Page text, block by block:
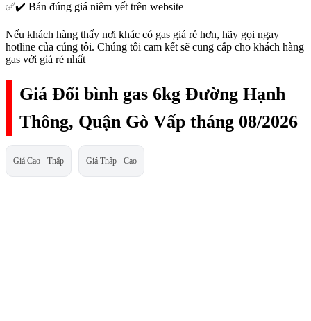
✅✔️ Bán đúng giá niêm yết trên website
Nếu khách hàng thấy nơi khác có gas giá rẻ hơn, hãy gọi ngay
hotline của cúng tôi. Chúng tôi cam kết sẽ cung cấp cho khách hàng
gas với giá rẻ nhất
Giá Đổi bình gas 6kg Đường Hạnh
Thông, Quận Gò Vấp tháng 08/2026
Giá Cao - Thấp Giá Thấp - Cao